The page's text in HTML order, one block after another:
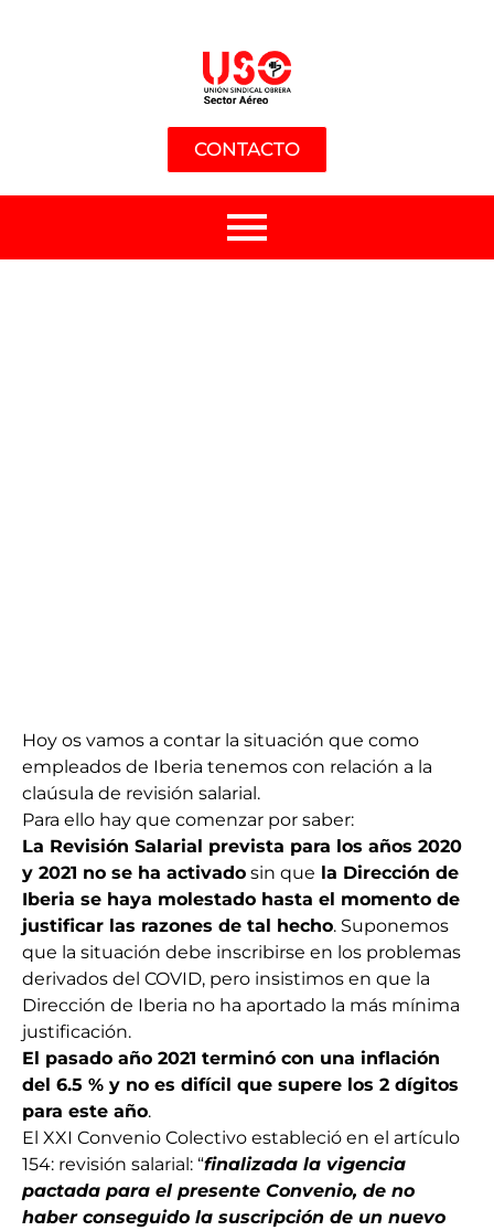
CONTACTO
Hoy os vamos a contar la situación que como
empleados de Iberia tenemos con relación a la
claúsula de revisión salarial.
Para ello hay que comenzar por saber:
La Revisión Salarial prevista para los años 2020
y 2021 no se ha activado sin que la Dirección de
Iberia se haya molestado hasta el momento de
justificar las razones de tal hecho. Suponemos
que la situación debe inscribirse en los problemas
derivados del COVID, pero insistimos en que la
Dirección de Iberia no ha aportado la más mínima
justificación.
El pasado año 2021 terminó con una inflación
del 6.5 % y no es difícil que supere los 2 dígitos
para este año.
El XXI Convenio Colectivo estableció en el artículo
154: revisión salarial: “finalizada la vigencia
pactada para el presente Convenio, de no
haber conseguido la suscripción de un nuevo